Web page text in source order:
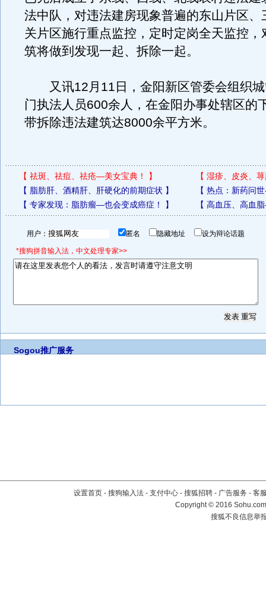
法中队，对违法建房现象普遍的东山片区、
关片区施行重点监控，定时定岗全天监控，
筑将做到发现一起、拆除一起。
又讯12月11日，金阳新区管委会组织城
门执法人员600余人，在金阳办事处辖区的
带拆除违法建筑达8000余平方米。
【 祛斑、祛痘、祛疮—美女宝典！ 】 【 湿疹、皮炎、
【 脂肪肝、酒精肝、肝硬化的前期症状 】 【 热点：新药问
【 专家发现：脂肪瘤—也会变成癌症！ 】 【 高血压、高血
用户： 匿名 隐藏地址 设为辩论话题
*搜狗拼音输入法，中文处理专家>>
Sogou推广服务
设置首页 - 搜狗输入法 - 支付中心 - 搜狐招聘 - 广告服务 - 客
Copyright©2016
搜狐不良信息举